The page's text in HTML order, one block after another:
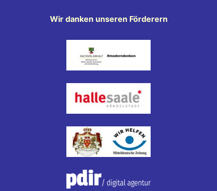
Wir danken unseren Förderern